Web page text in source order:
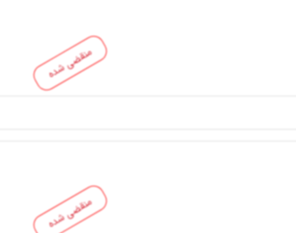
منقضی شده
منقضی شده